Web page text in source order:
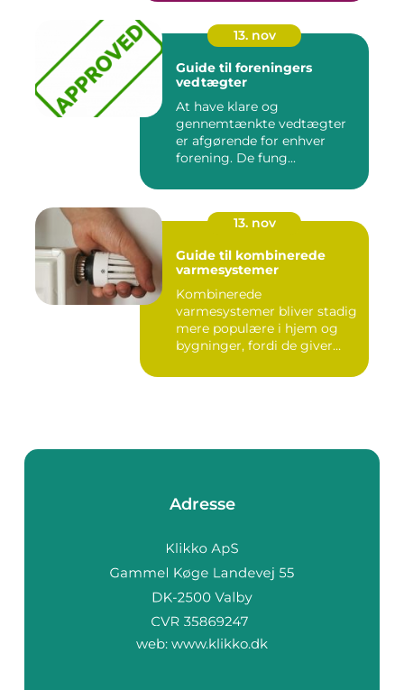
13. nov
Guide til foreningers
vedtægter
At have klare og
gennemtænkte vedtægter
er afgørende for enhver
forening. De fung...
13. nov
Guide til kombinerede
varmesystemer
Kombinerede
varmesystemer bliver stadig
mere populære i hjem og
bygninger, fordi de giver
Adresse
web: www.klikko.dk